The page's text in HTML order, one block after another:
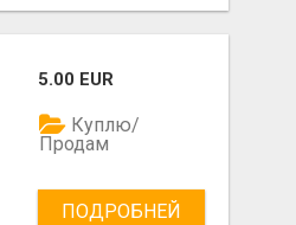
5.00 EUR
Куплю/
Продам
ПОДРОБНЕЙ